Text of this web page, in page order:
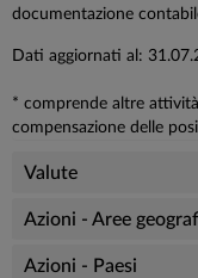
documentazione
Dati aggiornati al:
* comprende altre
compensazione delle
Valute
Azioni - Aree
Azioni - Paesi